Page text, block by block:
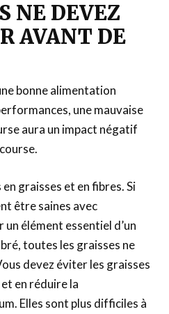
NE DEVEZ
AVANT DE
bonne alimentation
une mauvaise
aura un impact négatif
graisses et en fibres. Si
être saines avec
élément essentiel d’un
toutes les graisses ne
devez éviter les graisses
en réduire la
Elles sont plus difficiles à